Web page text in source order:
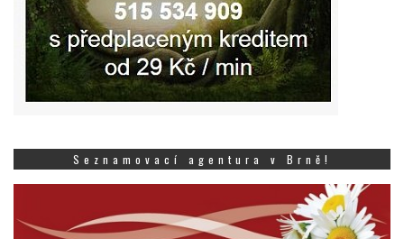
Seznamovací agentura v Brně!